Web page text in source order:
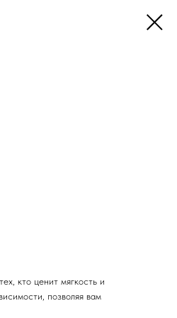
кто ценит мягкость и
позволяя вам